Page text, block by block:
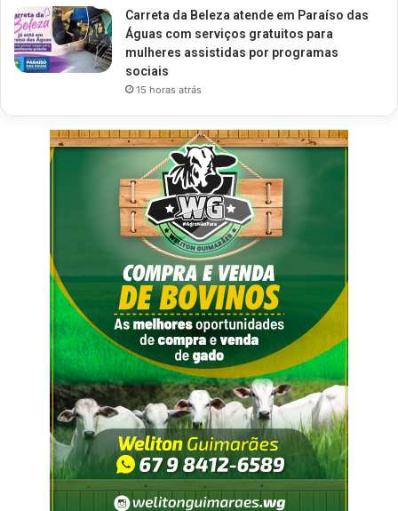
Carreta da Beleza atende em Paraíso das
Águas com serviços gratuitos para
mulheres assistidas por programas
sociais
15 horas atrás